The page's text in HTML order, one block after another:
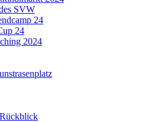
SVW
24
24
2024